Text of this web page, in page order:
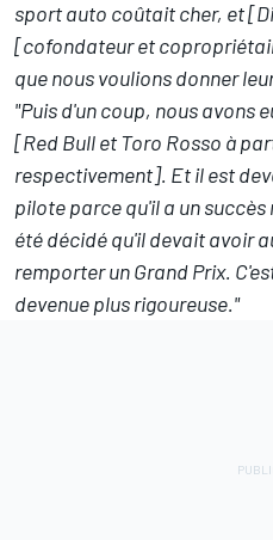
sport auto coûtait cher, et
[cofondateur et
que nous voulions donner
"Puis d'un coup, nous avons
[Red Bull et Toro Rosso à
respectivement]. Et il est
pilote parce qu'il a un
été décidé qu'il devait avoir
remporter un Grand Prix.
devenue plus rigoureuse."